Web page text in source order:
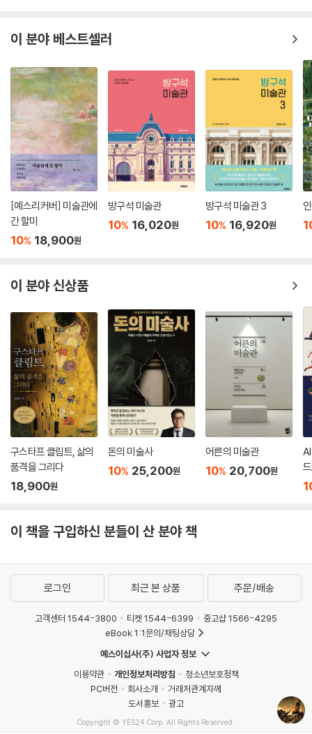
이 분야 베스트셀러
[예스리커버] 미술관에
간 할미
10% 18,900원
방구석 미술관
10% 16,020원
방구석 미술관 3
10% 16,920원
이 분야 신상품
구스타프 클림트, 삶의
품격을 그리다
18,900원
돈의 미술사
10% 25,200원
어른의 미술관
10% 20,700원
이 책을 구입하신 분들이 산 분야 책
로그인 최근 본 상품 주문/배송
고객센터 1544-3800 티켓 1544-6399
중고샵 1566-4295
eBook 1:1문의/채팅상담
예스이십사(주) 사업자 정보
이용약관
개인정보처리방침
청소년보호정책
PC버전
회사소개
거래처관계자께
도서홍보
광고
Copyright © YES24 Corp. All Rights Reserved.